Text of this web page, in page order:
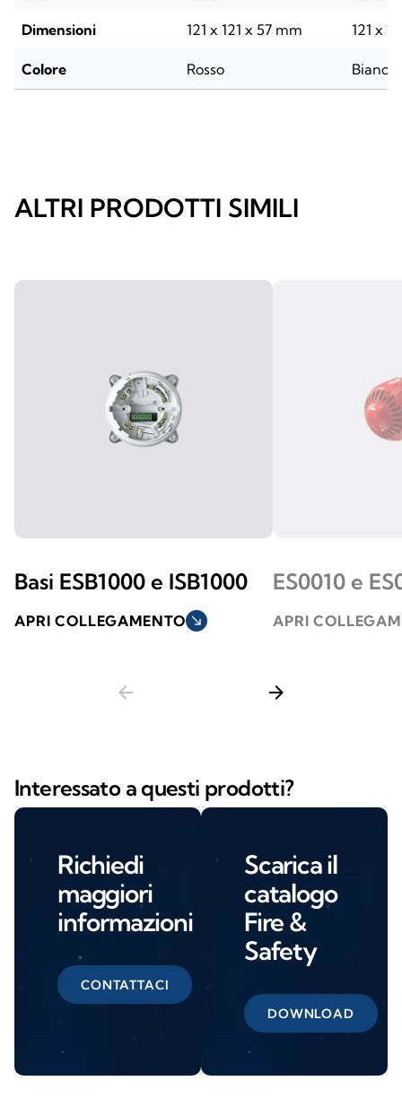
Dimensioni 121 x 121 x 57 mm 121 x
Colore Rosso Bianco
ALTRI PRODOTTI SIMILI
Basi ESB1000 e ISB1000
APRI COLLEGAMENTO south_east
ES0010 e
APRI
arrow_back arrow_forward
Interessato a questi prodotti?
Richiedi
maggiori
informazioni
CONTATTACI
Scarica il
catalogo
Fire &
Safety
DOWNLOAD